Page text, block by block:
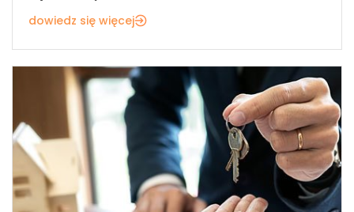
dowiedz się więcej